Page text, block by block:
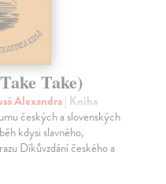
Take)
Alexandra| Kniha
českých a slovenských
kdysi slavného,
Díkůvzdání českého a